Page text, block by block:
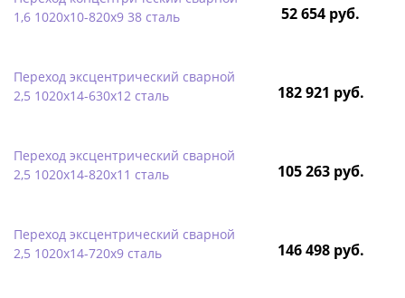
1,6 1020х10-820х9 38 сталь
52 654 руб.
Переход эксцентрический сварной
2,5 1020х14-630х12 сталь
182 921 руб.
Переход эксцентрический сварной
2,5 1020х14-820х11 сталь
105 263 руб.
Переход эксцентрический сварной
2,5 1020х14-720х9 сталь
146 498 руб.